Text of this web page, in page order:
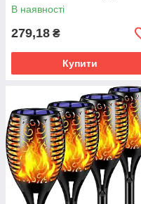
саду, 800mAh тепле світло
В наявності
279,18 ₴
Купити